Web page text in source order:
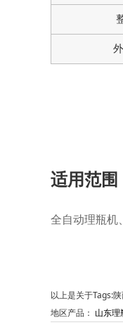
适用范围
全自动理瓶机
以上是关于Tags:
地区产品： 山东理